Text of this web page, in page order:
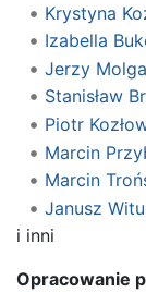
Krystyna
Izabella
Jerzy Molga
Stanisław
Piotr
Marcin
Marcin
Janusz
i inni
Opracowanie